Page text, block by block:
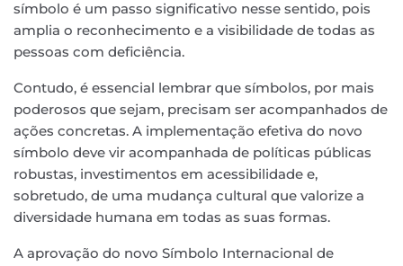
símbolo é um passo significativo nesse sentido, pois
amplia o reconhecimento e a visibilidade de todas as
pessoas com deficiência.
Contudo, é essencial lembrar que símbolos, por mais
poderosos que sejam, precisam ser acompanhados de
ações concretas. A implementação efetiva do novo
símbolo deve vir acompanhada de políticas públicas
robustas, investimentos em acessibilidade e,
sobretudo, de uma mudança cultural que valorize a
diversidade humana em todas as suas formas.
A aprovação do novo Símbolo Internacional de